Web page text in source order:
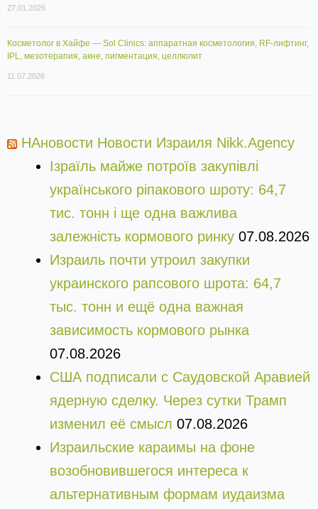
27.01.2026
Косметолог в Хайфе — Sol Clinics: аппаратная косметология, RF-лифтинг,
IPL, мезотерапия, акне, пигментация, целлюлит
11.07.2026
НАновости Новости Израиля Nikk.Agency
Ізраїль майже потроїв закупівлі
українського ріпакового шроту: 64,7
тис. тонн і ще одна важлива
залежність кормового ринку 07.08.2026
Израиль почти утроил закупки
украинского рапсового шрота: 64,7
тыс. тонн и ещё одна важная
зависимость кормового рынка
07.08.2026
США подписали с Саудовской Аравией
ядерную сделку. Через сутки Трамп
изменил её смысл 07.08.2026
Израильские караимы на фоне
возобновившегося интереса к
альтернативным формам иудаизма